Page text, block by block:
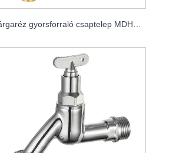
Sárgaréz gyorsforraló csaptelep MDHC8002